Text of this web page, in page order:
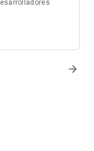
arrow_forward